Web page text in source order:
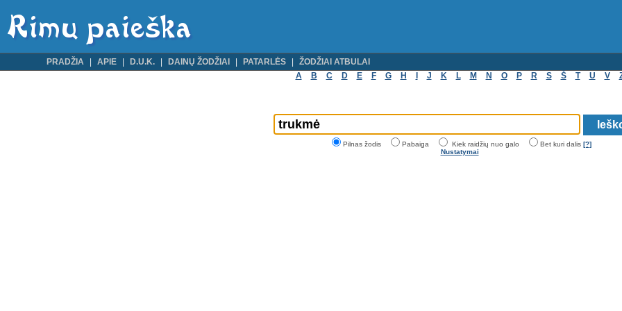
PRADŽIA APIE D.U.K. DAINŲ ŽODŽIAI PATARLĖS
ŽODŽIAI ATBULAI
A
B C D E F G H J K L M N O P R S Š T U V
Pilnas žodis Pabaiga Kiek raidžių nuo galo Bet kuri dalis [?]
Nustatymai